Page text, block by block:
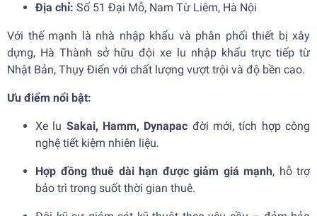
Địa chỉ: Số 51 Đại Mỗ, Nam Từ Liêm, Hà Nội
Với thế mạnh là nhà nhập khẩu và phân phối thiết bị xây
dựng, Hà Thành sở hữu đội xe lu nhập khẩu trực tiếp từ
Nhật Bản, Thụy Điển với chất lượng vượt trội và độ bền cao.
Ưu điểm nổi bật:
Xe lu Sakai, Hamm, Dynapac đời mới, tích hợp công
nghệ tiết kiệm nhiên liệu.
Hợp đồng thuê dài hạn được giảm giá mạnh, hỗ trợ
bảo trì trong suốt thời gian thuê.